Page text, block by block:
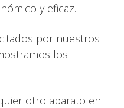
y eficaz.
por nuestros
los
otro aparato en